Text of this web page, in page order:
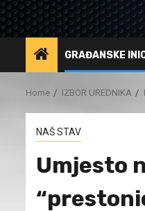
GRAĐANSKE
Home IZBOR UREDNIKA
NAŠ STAV
Umjesto